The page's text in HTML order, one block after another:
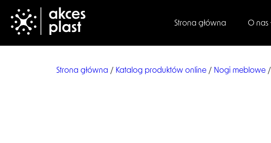
Strona główna O nas
Strona główna / Katalog produktów online / Nogi meblowe /